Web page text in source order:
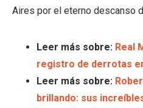
Aires por el eterno descanso
Leer más sobre: Real
registro de derrotas
Leer más sobre:
brillando: sus